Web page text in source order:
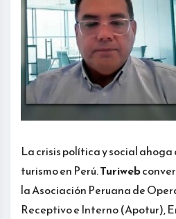
La crisis política y social ahoga
turismo en Perú.Turiweb
la Asociación Peruana de
Receptivo e Interno (Apotur),